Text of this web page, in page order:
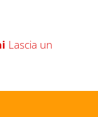
Lascia un